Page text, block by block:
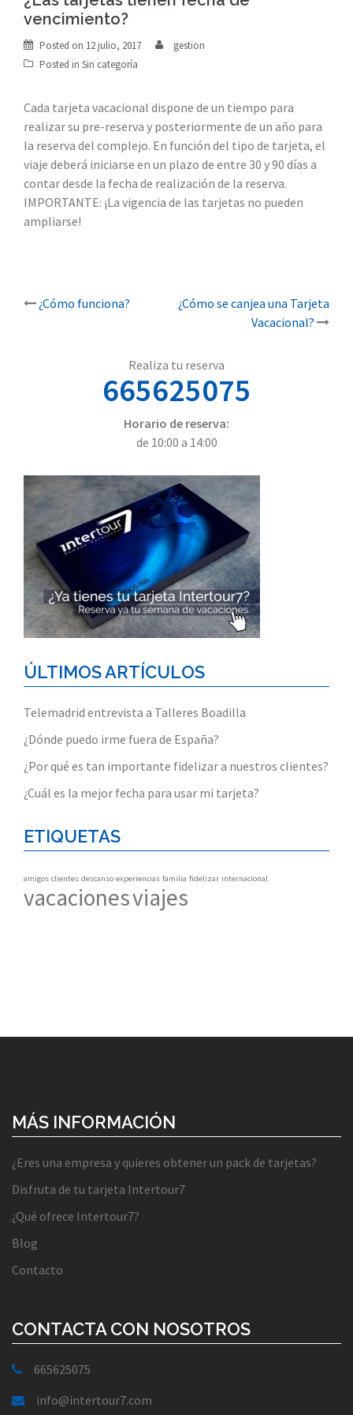
vencimiento?
Posted on 12 julio, 2017
gestion
Posted in Sin categoría
Cada tarjeta vacacional dispone de un tiempo para
realizar su pre-reserva y posteriormente de un año para
la reserva del complejo. En función del tipo de tarjeta, el
viaje deberá iniciarse en un plazo de entre 30 y 90 días a
contar desde la fecha de realización de la reserva.
IMPORTANTE: ¡La vigencia de las tarjetas no pueden
ampliarse!
Post
¿Cómo funciona?
¿Cómo se canjea una Tarjeta
Vacacional?
Realiza tu reserva
665625075
Horario de reserva:
de 10:00 a 14:00
ÚLTIMOS ARTÍCULOS
Telemadrid entrevista a Talleres Boadilla
¿Dónde puedo irme fuera de España?
¿Por qué es tan importante fidelizar a nuestros clientes?
¿Cuál es la mejor fecha para usar mi tarjeta?
ETIQUETAS
amigos clientes descanso experiencias familia fidelizar internacional
vacacionesviajes
MÁS INFORMACIÓN
¿Eres una empresa y quieres obtener un pack de tarjetas?
Disfruta de tu tarjeta Intertour7
¿Qué ofrece Intertour7?
Blog
Contacto
CONTACTA CON NOSOTROS
665625075
info@intertour7.com